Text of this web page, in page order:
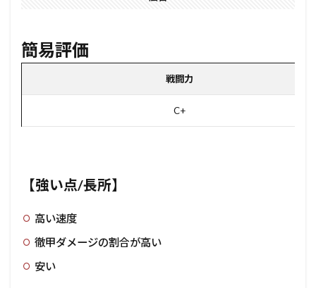
簡易評価
戦闘力
C+
【強い点/長所】
高い速度
徹甲ダメージの割合が高い
安い